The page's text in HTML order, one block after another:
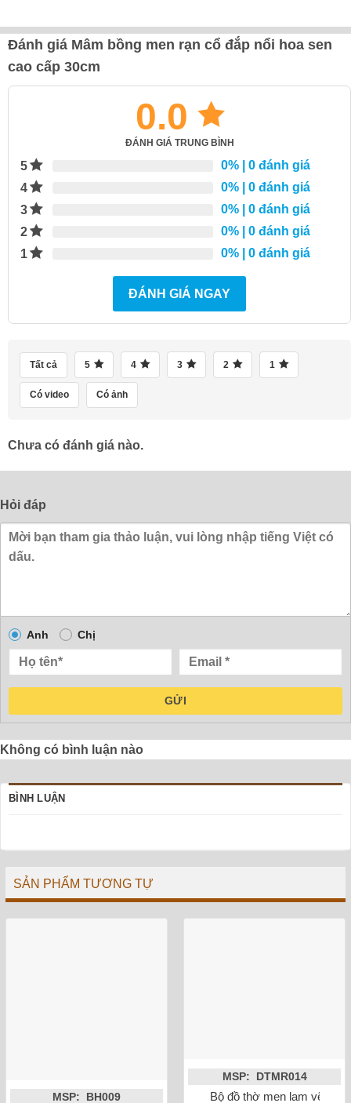
Đánh giá Mâm bồng men rạn cổ đắp nổi hoa sen
cao cấp 30cm
0.0
ĐÁNH GIÁ TRUNG BÌNH
5 0% | 0 đánh giá
4
0% | 0 đánh giá
3
0% | 0 đánh giá
2
0% | 0 đánh giá
1
0% | 0 đánh giá
ĐÁNH GIÁ NGAY
Tất cả 5 4 3 2 1
Có video Có ảnh
Chưa có đánh giá nào.
Hỏi đáp
Anh Chị
GỬI
Không có bình luận nào
BÌNH LUẬN
SẢN PHẨM TƯƠNG TỰ
MSP: BH009
MSP: DTMR014
Bộ đồ thờ men lam vẽ nổi